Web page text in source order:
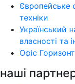
Європейське
техніки
Український
власності та
Офіс
наші